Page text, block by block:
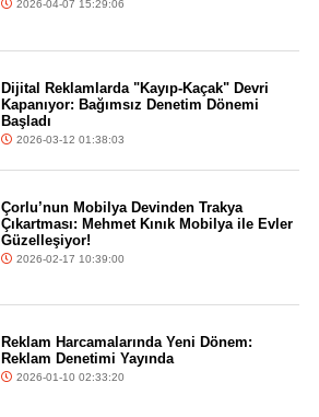
2026-04-07 15:29:06
Dijital Reklamlarda "Kayıp-Kaçak" Devri
Kapanıyor: Bağımsız Denetim Dönemi
Başladı
2026-03-12 01:38:03
Çorlu’nun Mobilya Devinden Trakya
Çıkartması: Mehmet Kınık Mobilya ile Evler
Güzelleşiyor!
2026-02-17 10:39:00
Reklam Harcamalarında Yeni Dönem:
Reklam Denetimi Yayında
2026-01-10 02:33:20